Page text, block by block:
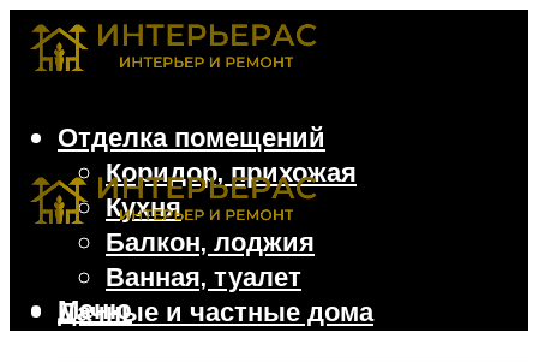
Отделка помещений
Коридор, прихожая
Кухня
Балкон, лоджия
Ванная, туалет
Дачные и частные дома
Меню